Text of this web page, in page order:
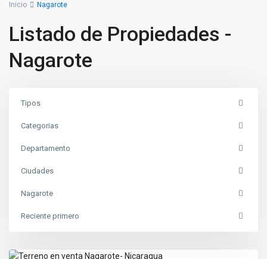
Inicio Nagarote
Listado de Propiedades -
Nagarote
Tipos
Categorias
Departamento
Ciudades
Nagarote
Reciente primero